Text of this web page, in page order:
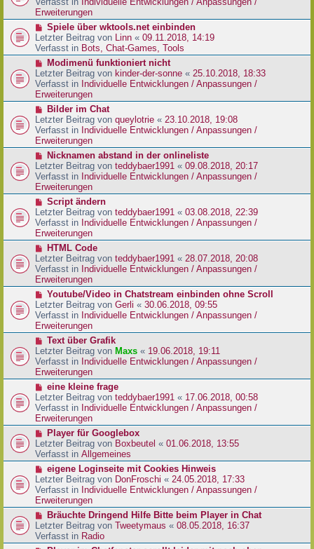
r
a
g
e
i
r
a
g
e
r
B
e
i
r
a
g
Erweiterungen
N
e
u
e
r
B
e
i
r
a
g
Spiele über wktools.net einbinden
Letzter Beitrag von Linn « 09.11.2018, 14:19
Verfasst in Bots, Chat-Games, Tools
N
e
u
e
r
B
e
i
t
a
g
Modimenü funktioniert nicht
Letzter Beitrag von kinder-der-sonne « 25.10.2018, 18:33
Verfasst in Individuelle Entwicklungen / Anpassungen /
Erweiterungen
N
e
u
e
r
B
e
i
t
a
g
Bilder im Chat
Letzter Beitrag von queylotrie « 23.10.2018, 19:08
Verfasst in Individuelle Entwicklungen / Anpassungen /
Erweiterungen
N
e
u
e
r
B
e
i
t
a
g
Nicknamen abstand in der onlineliste
Letzter Beitrag von teddybaer1991 « 09.08.2018, 20:17
Verfasst in Individuelle Entwicklungen / Anpassungen /
Erweiterungen
N
e
u
e
r
B
e
i
t
a
g
Script ändern
Letzter Beitrag von teddybaer1991 « 03.08.2018, 22:39
Verfasst in Individuelle Entwicklungen / Anpassungen /
Erweiterungen
N
e
u
e
r
B
e
i
t
a
g
HTML Code
Letzter Beitrag von teddybaer1991 « 28.07.2018, 20:08
Verfasst in Individuelle Entwicklungen / Anpassungen /
Erweiterungen
N
e
u
e
r
B
e
i
t
a
g
Youtube/Video in Chatstream einbinden ohne Scroll
Letzter Beitrag von Gerli « 30.06.2018, 09:55
Verfasst in Individuelle Entwicklungen / Anpassungen /
Erweiterungen
N
e
u
e
r
B
e
i
t
a
g
Text über Grafik
Letzter Beitrag von Maxs « 19.06.2018, 19:11
Verfasst in Individuelle Entwicklungen / Anpassungen /
Erweiterungen
N
e
u
e
r
B
e
i
r
a
g
eine kleine frage
Letzter Beitrag von teddybaer1991 « 17.06.2018, 00:58
Verfasst in Individuelle Entwicklungen / Anpassungen /
Erweiterungen
N
e
u
e
r
B
e
i
r
a
Player für Googlebox
Letzter Beitrag von Boxbeutel « 01.06.2018, 13:55
Verfasst in Allgemeines
N
e
u
e
r
B
e
i
eigene Loginseite mit Cookies Hinweis
Letzter Beitrag von DonFroschi « 24.05.2018, 17:33
Verfasst in Individuelle Entwicklungen / Anpassungen /
Erweiterungen
N
e
u
e
Bräuchte Dringend Hilfe Bitte beim Player in Chat
Letzter Beitrag von Tweetymaus « 08.05.2018, 16:37
Verfasst in Radio